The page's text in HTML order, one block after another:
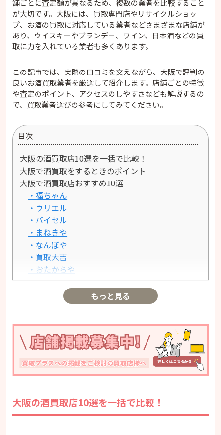
舗ごとに査定額が異なるため、複数の業者を比較すること
が大切です。大阪には、買取専門店やリサイクルショッ
プ、お酒の買取に対応している業者などさまざまな店舗が
あり、ウイスキーやブランデー、ワイン、日本酒などの買
取に力を入れている業者も多くあります。
この記事では、実際の口コミを交えながら、大阪で評判の
良いお酒買取業者を厳選して紹介します。店舗ごとの特徴
や査定のポイント、アクセスのしやすさなども解説するの
で、買取業者選びの参考にしてみてください。
目次
大阪の酒買取店10選を一括で比較！
大阪で酒買取をするときのポイント
大阪で酒買取店おすすめ10選
・福ちゃん
・ウリエル
・バイセル
・まねきや
・なんぼや
・買取大吉
・おたからや
・買取エリート
大阪で酒買取をするときのポイント
大阪で酒買取店おすすめ10選
・ウリエル
・なんぼや
・買取大吉
もっと見る
大阪の酒買取店10選を一括で比較！